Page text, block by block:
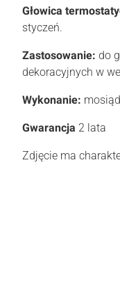
Głowica
styczeń.
Zastosowanie: do
dekoracyjnych w
Wykonanie:
Gwarancja 2 lata
Zdjęcie ma